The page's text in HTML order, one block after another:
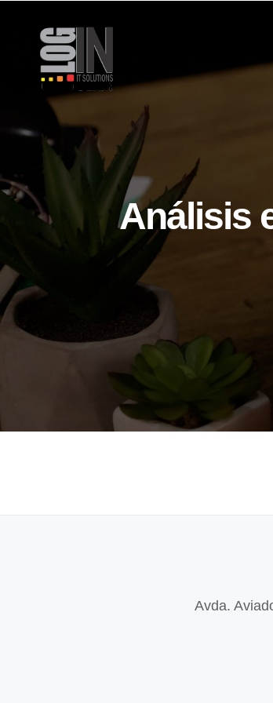
contenido
Análisis
Avda.